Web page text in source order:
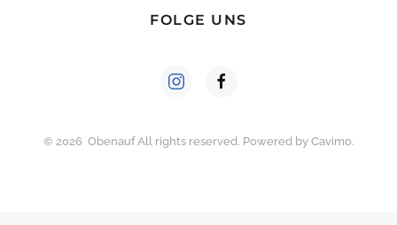
FOLGE UNS
© 2026 Obenauf All rights reserved. Powered by Cavimo.